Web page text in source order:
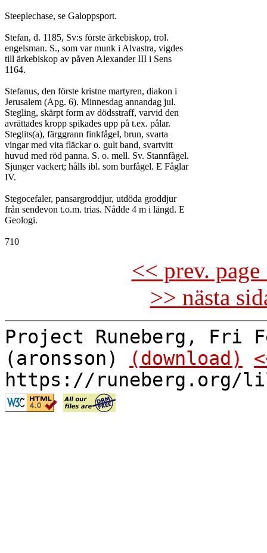
Steeplechase, se Galoppsport.
Stefan, d. 1185, Sv:s förste ärkebiskop, trol.
engelsman. S., som var munk i Alvastra, vigdes
till ärkebiskop av påven Alexander III i Sens
1164.
Stefanus, den förste kristne martyren, diakon i
Jerusalem (Apg. 6). Minnesdag annandag jul.
Stegling, skärpt form av dödsstraff, varvid den
avrättades kropp spikades upp på t.ex. pålar.
Steglits(a), färggrann finkfågel, brun, svarta
vingar med vita fläckar o. gult band, svartvitt
huvud med röd panna. S. o. mell. Sv. Stannfågel.
Sjunger vackert; hålls ibl. som burfågel. E Fåglar
IV.
Stegocefaler, pansargroddjur, utdöda groddjur
från sendevon t.o.m. trias. Nådde 4 m i längd. E
Geologi.
<< prev.
>> nästa
Project Runeberg, Fri
(aronsson)
(download)
https://runeberg.org/